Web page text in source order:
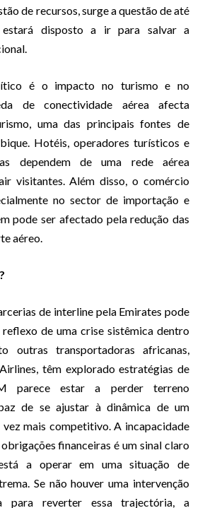
de recursos, surge a questão de até
disposto a ir para salvar a
é o impacto no turismo e no
de conectividade aérea afecta
uma das principais fontes de
Hotéis, operadores turísticos e
dependem de uma rede aérea
visitantes. Além disso, o comércio
no sector de importação e
pode ser afectado pela redução das
aéreo.
de interline pela Emirates pode
de uma crise sistêmica dentro
outras transportadoras africanas,
têm explorado estratégias de
parece estar a perder terreno
de se ajustar à dinâmica de um
mais competitivo. A incapacidade
financeiras é um sinal claro
a operar em uma situação de
Se não houver uma intervenção
para reverter essa trajectória, a